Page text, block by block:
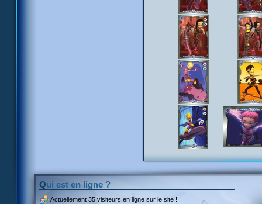
Qui est en ligne ?
Actuellement 35 visiteurs en ligne sur le site !